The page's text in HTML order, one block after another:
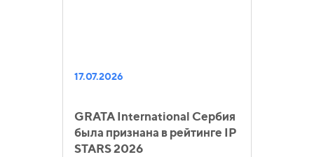
17.07.2026
GRATA International Сербия
была признана в рейтинге IP
STARS 2026